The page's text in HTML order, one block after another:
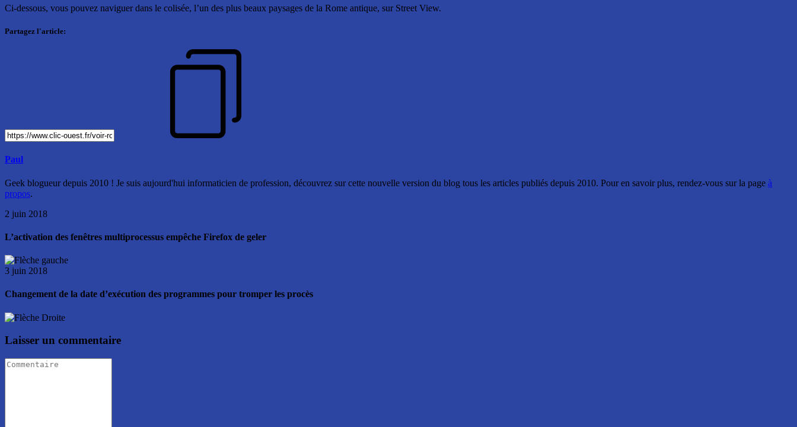
Ci-dessous, vous pouvez naviguer dans le colisée, l’un des plus beaux paysages de la Rome antique, sur Street View.
Partagez l'article:
Paul
Geek blogueur depuis 2010 ! Je suis aujourd'hui informaticien de profession, découvrez sur cette nouvelle version du blog tous les articles publiés depuis 2010. Pour en savoir plus, rendez-vous sur la page à
propos.
2 juin 2018
L’activation des fenêtres multiprocessus empêche Firefox de geler
3 juin 2018
Changement de la date d’exécution des programmes pour tromper les procès
Laisser un commentaire